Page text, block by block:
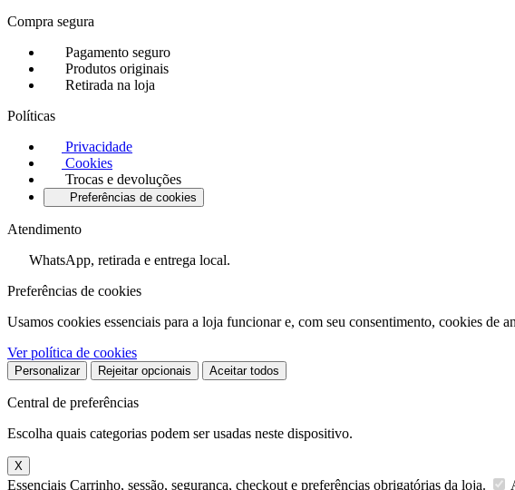
Compra segura
Pagamento seguro
Produtos originais
Retirada na loja
Políticas
Privacidade
Cookies
Trocas e devoluções
Preferências de cookies
Atendimento
WhatsApp, retirada e entrega local.
Preferências de cookies
Usamos cookies essenciais para a loja funcionar e, com seu consentimento, cookies de
Ver política de cookies
Personalizar Rejeitar opcionais Aceitar todos
Central de preferências
Escolha quais categorias podem ser usadas neste dispositivo.
X
Essenciais Carrinho, sessão, segurança, checkout e preferências obrigatórias da loja.